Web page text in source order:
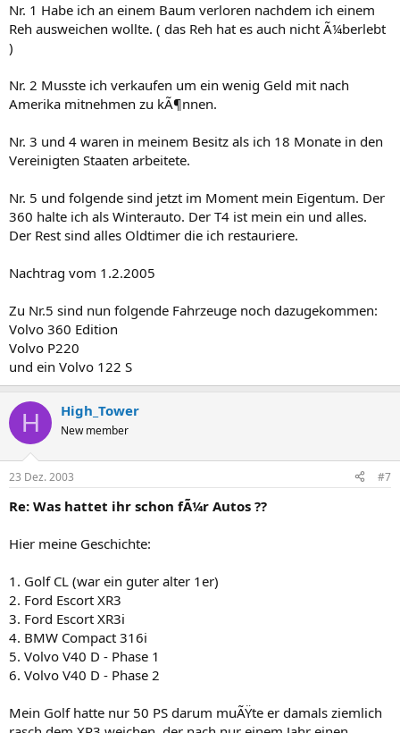
Nr. 1 Habe ich an einem Baum verloren nachdem ich einem
Reh ausweichen wollte. ( das Reh hat es auch nicht Ã¼berlebt
)
Nr. 2 Musste ich verkaufen um ein wenig Geld mit nach
Amerika mitnehmen zu kÃ¶nnen.
Nr. 3 und 4 waren in meinem Besitz als ich 18 Monate in den
Vereinigten Staaten arbeitete.
Nr. 5 und folgende sind jetzt im Moment mein Eigentum. Der
360 halte ich als Winterauto. Der T4 ist mein ein und alles.
Der Rest sind alles Oldtimer die ich restauriere.
Nachtrag vom 1.2.2005
Zu Nr.5 sind nun folgende Fahrzeuge noch dazugekommen:
Volvo 360 Edition
Volvo P220
und ein Volvo 122 S
H High_Tower
New member
23 Dez. 2003 #7
Re: Was hattet ihr schon fÃ¼r Autos ??
Hier meine Geschichte:
1. Golf CL (war ein guter alter 1er)
2. Ford Escort XR3
3. Ford Escort XR3i
4. BMW Compact 316i
5. Volvo V40 D - Phase 1
6. Volvo V40 D - Phase 2
Mein Golf hatte nur 50 PS darum muÃŸte er damals ziemlich